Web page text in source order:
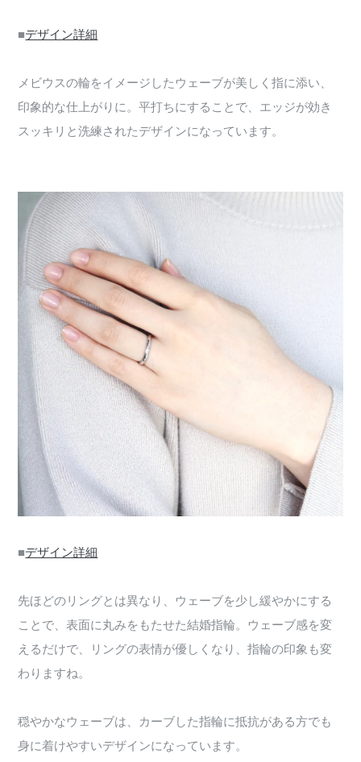
■デザイン詳細
メビウスの輪をイメージしたウェーブが美しく指に添い、
印象的な仕上がりに。平打ちにすることで、エッジが効き
スッキリと洗練されたデザインになっています。
■デザイン詳細
先ほどのリングとは異なり、ウェーブを少し緩やかにする
ことで、表面に丸みをもたせた結婚指輪。ウェーブ感を変
えるだけで、リングの表情が優しくなり、指輪の印象も変
わりますね。
穏やかなウェーブは、カーブした指輪に抵抗がある方でも
身に着けやすいデザインになっています。